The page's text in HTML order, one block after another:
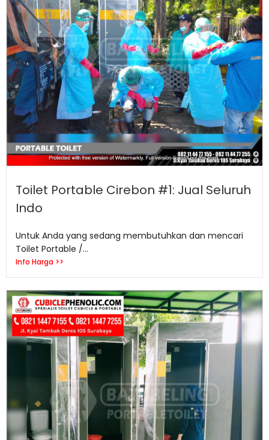
Toilet Portable Cirebon #1: Jual Seluruh
Indo
Untuk Anda yang sedang membutuhkan dan mencari
Toilet Portable /...
Info Harga >>